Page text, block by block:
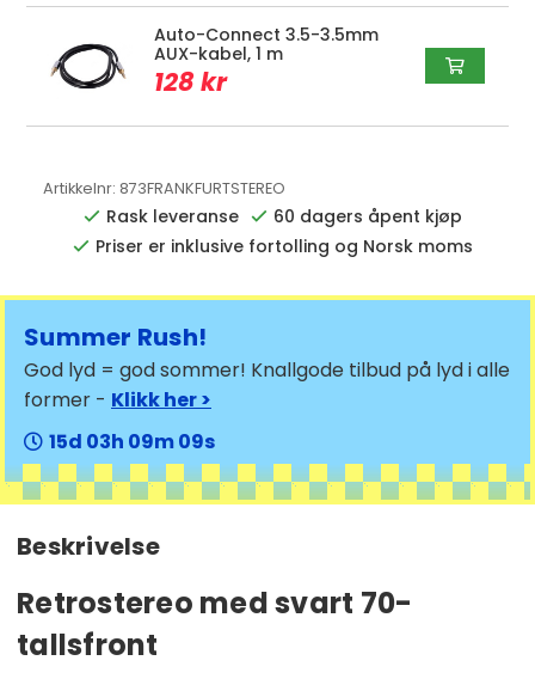
Auto-Connect 3.5-3.5mm
AUX-kabel, 1 m
128 kr
Artikkelnr: 873FRANKFURTSTEREO
Rask leveranse
60 dagers åpent kjøp
Priser er inklusive fortolling og Norsk moms
Summer Rush!
God lyd = god sommer! Knallgode tilbud på lyd i alle
former - Klikk her >
15
03 09 09
Beskrivelse
Retrostereo med svart 70-
tallsfront